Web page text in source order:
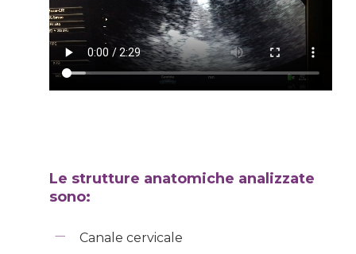
Le strutture anatomiche analizzate
sono:
Canale cervicale